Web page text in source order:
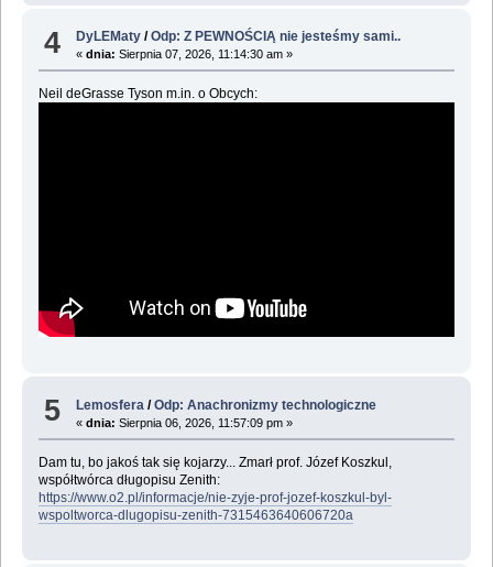
4 DyLEMaty /Odp: Z PEWNOŚCIĄ nie jesteśmy sami..
«dnia: Sierpnia 07, 2026, 11:14:30 am »
Neil deGrasse Tyson m.in. o Obcych:
5 Lemosfera /Odp: Anachronizmy technologiczne
«dnia: Sierpnia 06, 2026, 11:57:09 pm »
Dam tu, bo jakoś tak się kojarzy... Zmarł prof. Józef Koszkul,
współtwórca długopisu Zenith:
https://www.o2.pl/informacje/nie-zyje-prof-jozef-koszkul-byl-
wspoltworca-dlugopisu-zenith-7315463640606720a